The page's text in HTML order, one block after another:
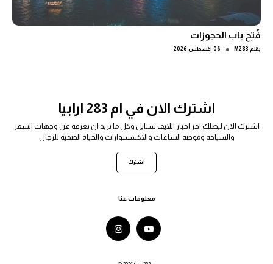
فُتِح باب الحجوزات
بقلم M283
● 06 أغسطس 2026
اشترك الان في ام 283 ارابيا
اشترك الان ليصلك اخر اخبار اللايف ستايل وكل ما تريد ان تعرفه عن وجهات السفر
والسياحة وموضة الساعات والاكسسوارات والحياة الصحية للرجال
اشترك
معلومات عنا